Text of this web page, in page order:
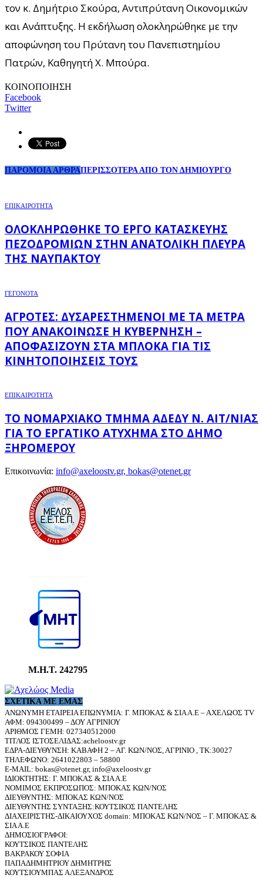
τον κ. Δημήτριο Σκούρα, Αντιπρύτανη Οικονομικών
και Ανάπτυξης. Η εκδήλωση ολοκληρώθηκε με την
αποφώνηση του Πρύτανη του Πανεπιστημίου
Πατρών, Καθηγητή Χ. Μπούρα.
ΚΟΙΝΟΠΟΙΗΣΗ
Facebook
Twitter
ΠΑΡΟΜΟΙΑ ΑΡΘΡΑΠΕΡΙΣΣΟΤΕΡΑ ΑΠΟ ΤΟΝ ΔΗΜΙΟΥΡΓΟ
ΕΠΙΚΑΙΡΟΤΗΤΑ
ΟΛΟΚΛΗΡΏΘΗΚΕ ΤΟ ΈΡΓΟ ΚΑΤΑΣΚΕΥΉΣ
ΠΕΖΟΔΡΟΜΊΩΝ ΣΤΗΝ ΑΝΑΤΟΛΙΚΉ ΠΛΕΥΡΆ
ΤΗΣ ΝΑΥΠΆΚΤΟΥ
ΓΕΓΟΝΟΤΑ
ΑΓΡΌΤΕΣ: ΔΥΣΑΡΕΣΤΗΜΈΝΟΙ ΜΕ ΤΑ ΜΈΤΡΑ
ΠΟΥ ΑΝΑΚΟΊΝΩΣΕ Η ΚΥΒΈΡΝΗΣΗ –
ΑΠΟΦΑΣΊΖΟΥΝ ΣΤΑ ΜΠΛΌΚΑ ΓΙΑ ΤΙΣ
ΚΙΝΗΤΟΠΟΙΉΣΕΙΣ ΤΟΥΣ
ΕΠΙΚΑΙΡΟΤΗΤΑ
ΤΟ ΝΟΜΑΡΧΙΑΚΌ ΤΜΉΜΑ ΑΔΕΔΥ Ν. ΑΙΤ/ΝΊΑΣ
ΓΙΑ ΤΟ ΕΡΓΑΤΙΚΌ ΑΤΎΧΗΜΑ ΣΤΟ ΔΉΜΟ
ΞΗΡΟΜΈΡΟΥ
Επικοινωνία: info@axeloostv.gr, bokas@otenet.gr
Μ.Η.Τ. 242795
ΣΧΕΤΙΚΆ ΜΕ ΕΜΆΣ
ΑΝΩΝΥΜΗ ΕΤΑΙΡΕΙΑ ΕΠΩΝΥΜΙΑ: Γ. ΜΠΟΚΑΣ & ΣΙΑ Α.Ε – ΑΧΕΛΩΟΣ TV
ΑΦΜ: 094300499 – ΔΟΥ ΑΓΡΙΝΙΟΥ
ΑΡΙΘΜΟΣ ΓΕΜΗ: 027340512000
ΤΙΤΛΟΣ ΙΣΤΟΣΕΛΙΔΑΣ:acheloostv.gr
ΕΔΡΑ-ΔΙΕΥΘΥΝΣΗ: ΚΑΒΑΦΗ 2 – ΑΓ. ΚΩΝ/ΝΟΣ, ΑΓΡΙΝΙΟ , ΤΚ:30027
ΤΗΛΕΦΩΝΟ: 2641022803 – 58800
E-MAIL: bokas@otenet.gr, info@axeloostv.gr
ΙΔΙΟΚΤΗΤΗΣ: Γ. ΜΠΟΚΑΣ & ΣΙΑ Α.Ε
ΝΟΜΙΜΟΣ ΕΚΠΡΟΣΩΠΟΣ: ΜΠΟΚΑΣ ΚΩΝ/ΝΟΣ
ΔΙΕΥΘΥΝΤΗΣ: ΜΠΟΚΑΣ ΚΩΝ/ΝΟΣ
ΔΙΕΥΘΥΝΤΗΣ ΣΥΝΤΑΞΗΣ:ΚΟΥΤΣΙΚΟΣ ΠΑΝΤΕΛΗΣ
ΔΙΑΧΕΙΡΙΣΤΗΣ-ΔΙΚΑΙΟΥΧΟΣ domain: ΜΠΟΚΑΣ ΚΩΝ/ΝΟΣ – Γ. ΜΠΟΚΑΣ &
ΣΙΑ Α.Ε
ΔΗΜΟΣΙΟΓΡΑΦΟΙ:
ΚΟΥΤΣΙΚΟΣ ΠΑΝΤΕΛΗΣ
ΒΑΚΡΑΚΟΥ ΣΟΦΙΑ
ΠΑΠΑΔΗΜΗΤΡΙΟΥ ΔΗΜΗΤΡΗΣ
ΚΟΥΤΣΙΟΥΜΠΑΣ ΑΛΕΞΑΝΔΡΟΣ